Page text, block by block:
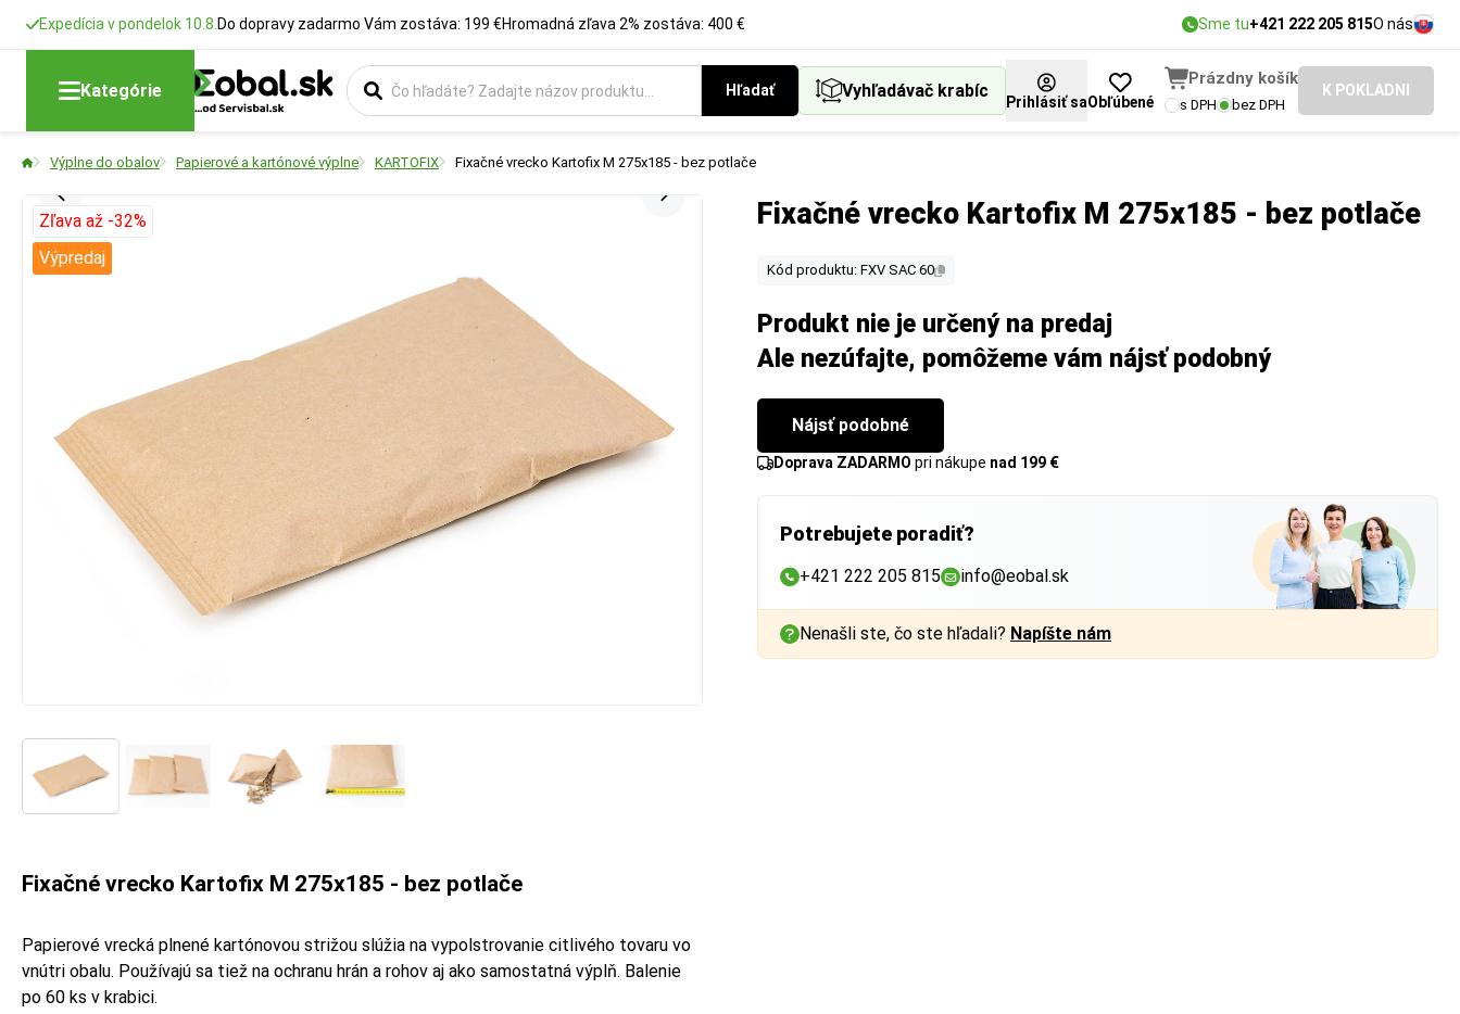
Expedícia v pondelok 10.8. Do dopravy zadarmo Vám zostáva: 199 €Hromadná zľava 2% zostáva: 400 € Sme tu+421 222 205 815O nás
Kategórie Hľadať Vyhľadávač krabíc
Prihlásiť saObľúbené
Prázdny košík
s DPH bez DPH
K POKLADNI
Výplne do obalov Papierové a kartónové výplne KARTOFIX Fixačné vrecko Kartofix M 275x185 - bez potlače
Fixačné vrecko Kartofix M 275x185 - bez potlače
Kód produktu: FXV SAC 60
Produkt nie je určený na predaj
Ale nezúfajte, pomôžeme vám nájsť podobný
Nájsť podobné
Doprava ZADARMO pri nákupe nad 199 €
Potrebujete poradiť?
+421 222 205 815 info@eobal.sk
Nenašli ste, čo ste hľadali? Napíšte nám
Zľava až -32%
Výpredaj
Fixačné vrecko Kartofix M 275x185 - bez potlače
Papierové vrecká plnené kartónovou strižou slúžia na vypolstrovanie citlivého tovaru vo
vnútri obalu. Používajú sa tiež na ochranu hrán a rohov aj ako samostatná výplň. Balenie
po 60 ks v krabici.